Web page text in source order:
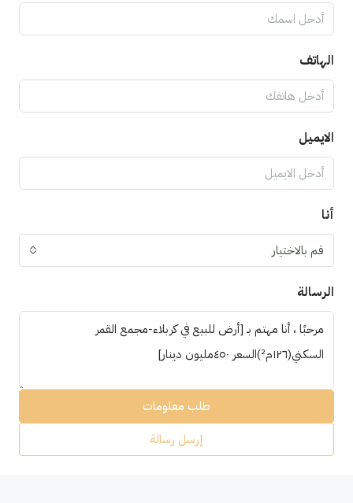
الهاتف
الايميل
أنا
قم بالاختيار
الرسالة
طلب معلومات
إرسل رسالة